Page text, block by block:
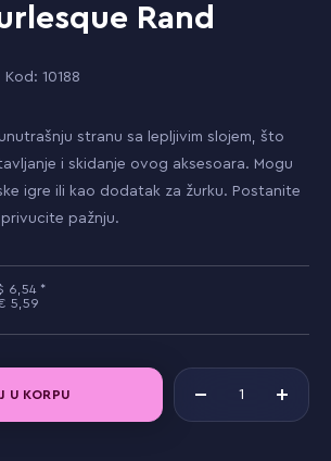
Rand
Kod: 10188
stranu sa lepljivim slojem, što
i skidanje ovog aksesoara. Mogu
igre ili kao dodatak za žurku. Postanite
pažnju.
6,54
5,59
U KORPU